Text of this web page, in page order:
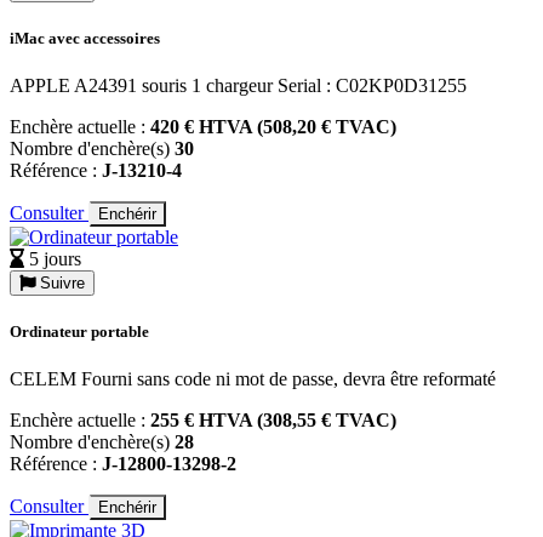
iMac avec accessoires
APPLE A24391 souris 1 chargeur Serial : C02KP0D31255
Enchère actuelle : 420 € HTVA (508,20 € TVAC)
Nombre d'enchère(s) 30
Référence : J-13210-4
Consulter Enchérir
5 jours
Suivre
Ordinateur portable
CELEM Fourni sans code ni mot de passe, devra être reformaté
Enchère actuelle : 255 € HTVA (308,55 € TVAC)
Nombre d'enchère(s) 28
Référence : J-12800-13298-2
Consulter Enchérir